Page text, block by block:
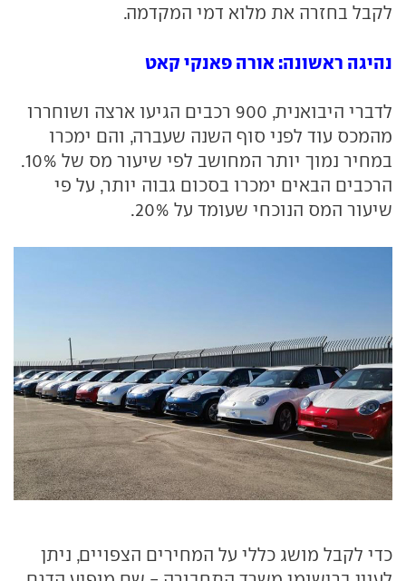
לקבל בחזרה את מלוא דמי המקדמה.
נהיגה ראשונה: אורה פאנקי קאט
לדברי היבואנית, 900 רכבים הגיעו ארצה ושוחררו
מהמכס עוד לפני סוף השנה שעברה, והם ימכרו
במחיר נמוך יותר המחושב לפי שיעור מס של 10%.
הרכבים הבאים ימכרו בסכום גבוה יותר, על פי
שיעור המס הנוכחי שעומד על 20%.
כדי לקבל מושג כללי על המחירים הצפויים, ניתן